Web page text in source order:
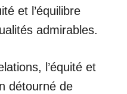
et l’équilibre
admirables.
l’équité et
détourné de